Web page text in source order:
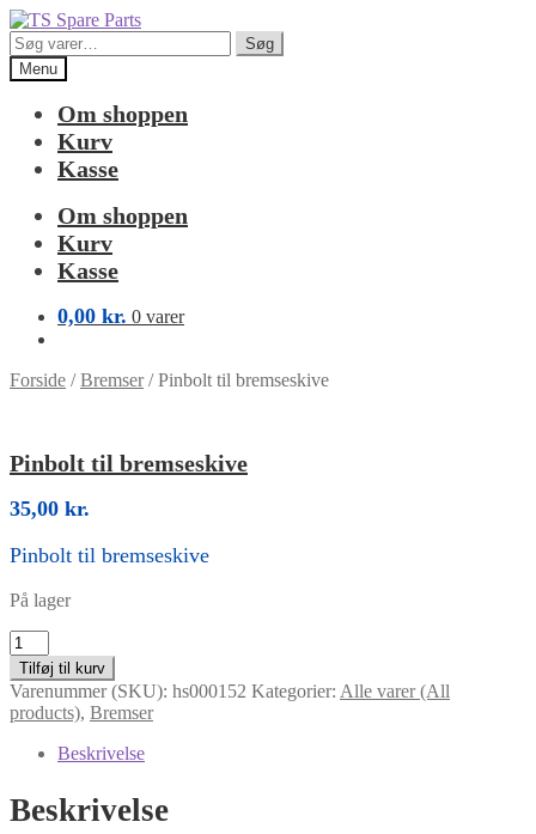
Spring
til
navigation
Spring
til
indhold
Søg
efter:
Søg
Menu
Om shoppen
Kurv
Kasse
Om shoppen
Kurv
Kasse
0,00 kr. 0 varer
Forside /Bremser/Pinbolt til bremseskive
Pinbolt til bremseskive
35,00 kr.
Pinbolt til bremseskive
På lager
Pinbolt
til
bremseskive
antal
Tilføj til kurv
Varenummer (SKU): hs000152 Kategorier: Alle varer (All
products), Bremser
Beskrivelse
Beskrivelse